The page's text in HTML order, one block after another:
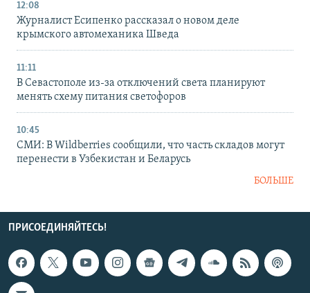
12:08
Журналист Есипенко рассказал о новом деле
крымского автомеханика Шведа
11:11
В Севастополе из-за отключений света планируют
менять схему питания светофоров
10:45
СМИ: В Wildberries сообщили, что часть складов могут
перенести в Узбекистан и Беларусь
БОЛЬШЕ
ПРИСОЕДИНЯЙТЕСЬ!